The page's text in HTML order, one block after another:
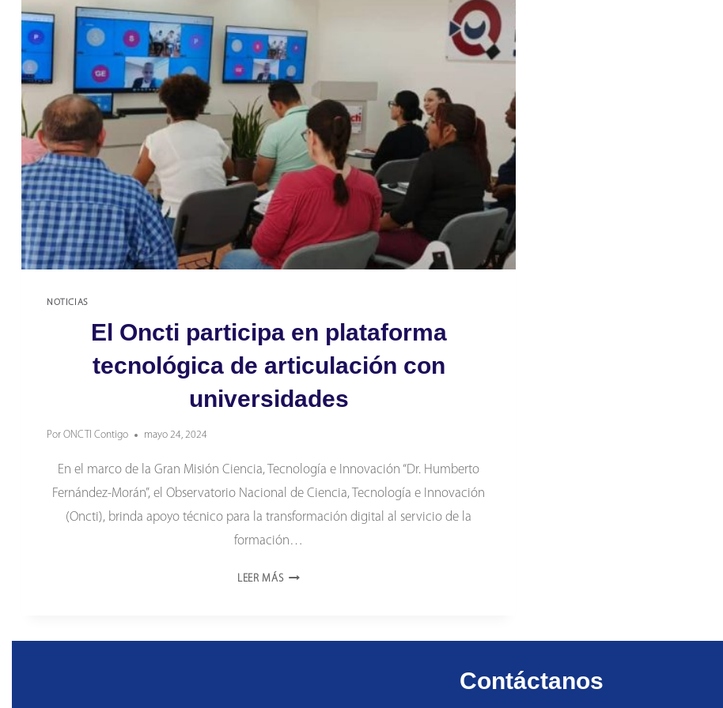
NOTICIAS
El Oncti participa en plataforma
tecnológica de articulación con
universidades
Por ONCTI Contigo mayo 24, 2024
En el marco de la Gran Misión Ciencia, Tecnología e Innovación “Dr. Humberto
Fernández-Morán”, el Observatorio Nacional de Ciencia, Tecnología e Innovación
(Oncti), brinda apoyo técnico para la transformación digital al servicio de la
formación…
LEER MÁSEL
Contáctanos